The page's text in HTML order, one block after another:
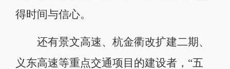
得时间与信心。
还有景文高速、杭金衢改扩建二期、
义东高速等重点交通项目的建设者，“五